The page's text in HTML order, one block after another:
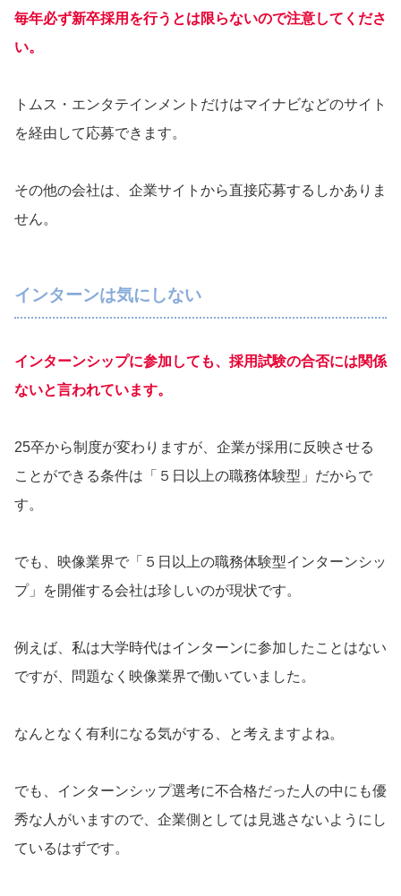
毎年必ず新卒採用を行うとは限らないので注意してくださ
い。
トムス・エンタテインメントだけはマイナビなどのサイト
を経由して応募できます。
その他の会社は、企業サイトから直接応募するしかありま
せん。
インターンは気にしない
インターンシップに参加しても、採用試験の合否には関係
ないと言われています。
25卒から制度が変わりますが、企業が採用に反映させる
ことができる条件は「５日以上の職務体験型」だからで
す。
でも、映像業界で「５日以上の職務体験型インターンシッ
プ」を開催する会社は珍しいのが現状です。
例えば、私は大学時代はインターンに参加したことはない
ですが、問題なく映像業界で働いていました。
なんとなく有利になる気がする、と考えますよね。
でも、インターンシップ選考に不合格だった人の中にも優
秀な人がいますので、企業側としては見逃さないようにし
ているはずです。